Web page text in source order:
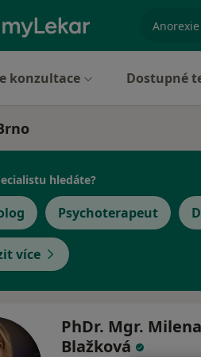
konzultace Dostupné
hledáte?
Psychoterapeut
více
PhDr. Mgr. Milena
Blažková